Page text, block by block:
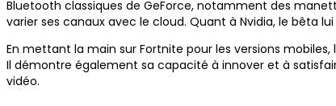
Bluetooth classiques de GeForce, notamment des
varier ses canaux avec le cloud. Quant à Nvidia, le bêta
En mettant la main sur Fortnite pour les versions
Il démontre également sa capacité à innover et à
vidéo.